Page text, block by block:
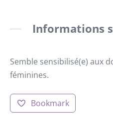
Informations
Semble sensibilisé(e) aux
féminines.
Bookmark